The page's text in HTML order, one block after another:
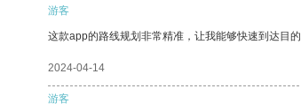
游客
这款app的路线规划非常精准，让我能够快速到达目的
2024-04-14
游客